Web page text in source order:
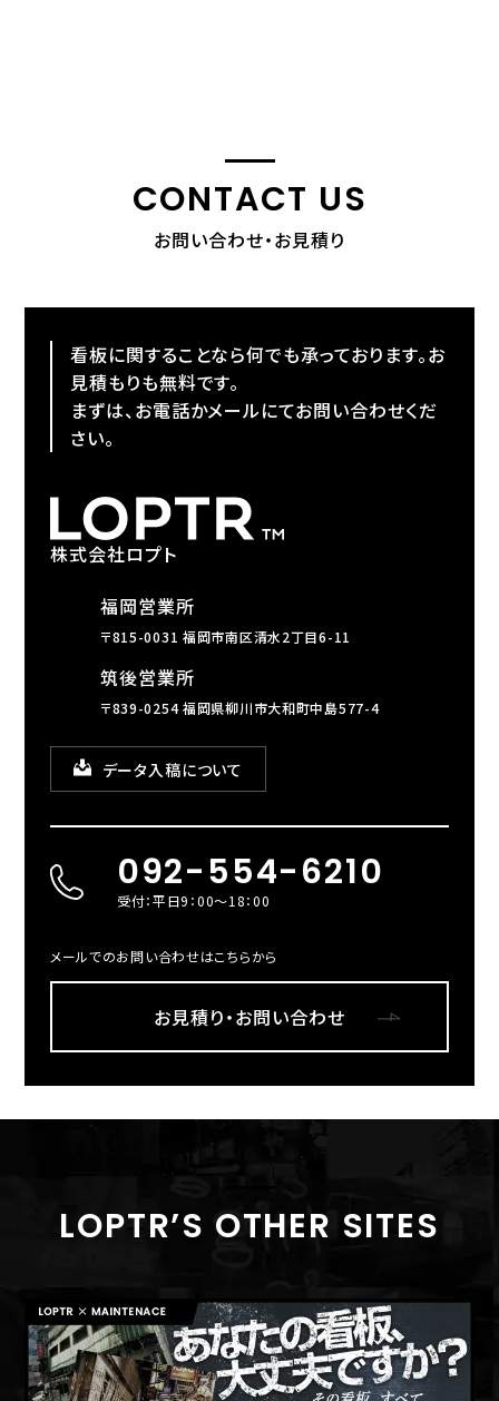
CONTACT US
お問い合わせ・お見積り
看板に関することなら何でも承っております。お
見積もりも無料です。
まずは、お電話かメールにてお問い合わせくだ
さい。
株式会社ロプト
福岡営業所
〒815-0031 福岡市南区清水2丁目6-11
筑後営業所
〒839-0254 福岡県柳川市大和町中島577-4
データ入稿について
092-554-6210
受付：平日9：00～18：00
メールでのお問い合わせはこちらから
お見積り・お問い合わせ
LOPTR’S OTHER SITES